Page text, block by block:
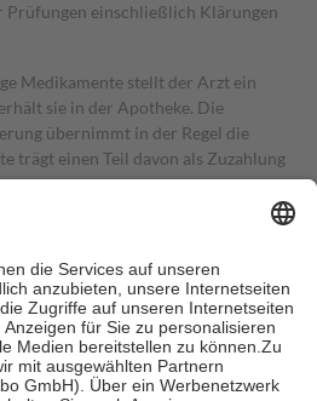
einschließlich Klärungen
Medikamente stellt der Arzt ein
sie in der Apotheke. Die
übernimmt in der Regel die
trägt einen Teil davon als Zuzahlung
Zuzahlungen in Höhe von zehn
jedoch nie mehr als die tatsächlichen
auch für Online-Apotheken.
Krankenpflege beträgt die
sowie zehn Euro je